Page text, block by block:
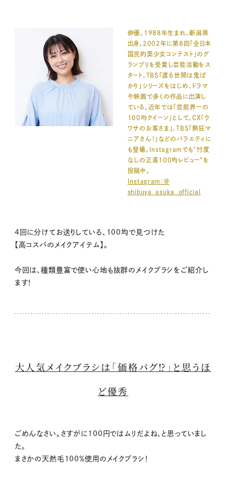
俳優。1988年生まれ、新潟県
出身。2002年に第8回「全日本
国民的美少女コンテスト」のグ
ランプリを受賞し芸能活動をス
タート。TBS「渡る世間は鬼ば
かり」シリーズをはじめ、ドラマ
や映画で多くの作品に出演し
ている。近年では「芸能界一の
100均クイーン」として、CX「ウ
ワサのお客さま」、TBS「熱狂マ
ニアさん！」などのバラエティに
も登場。Instagramでも“忖度
なしの正直100均レビュー”を
投稿中。
Instagram：＠
shibuya_asuka_official
4回に分けてお送りしている、100均で見つけた
【高コスパのメイクアイテム】。
今回は、種類豊富で使い心地も抜群のメイクブラシをご紹介し
ます！
大人気メイクブラシは「価格バグ⁉」と思うほ
ど優秀
ごめんなさい。さすがに100円ではムリだよね、と思っていまし
た。
まさかの天然毛100％使用のメイクブラシ！